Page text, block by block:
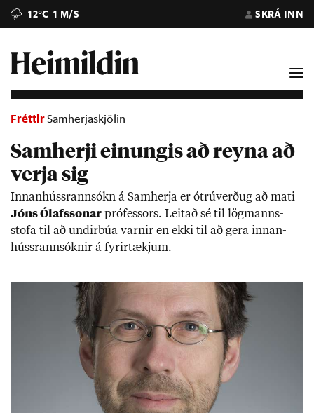
12°C 1 M/S SKRÁ INN
FréttirSamherjaskjölin
Samherji einungis að reyna að
verja sig
Inn­an­húss­rann­sókn á Sam­herja er ótrú­verð­ug að mati
Jóns Ólafs­son­ar pró­fess­ors. Leit­að sé til lög­manns­
stofa til að und­ir­búa varn­ir en ekki til að gera inn­an­
húss­rann­sókn­ir á fyr­ir­tækj­um.